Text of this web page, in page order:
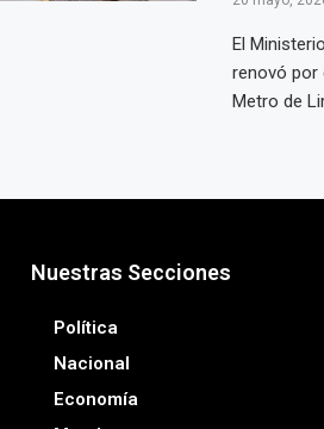
El
renovó por
Metro de
Nuestras Secciones
Política
Nacional
Economía